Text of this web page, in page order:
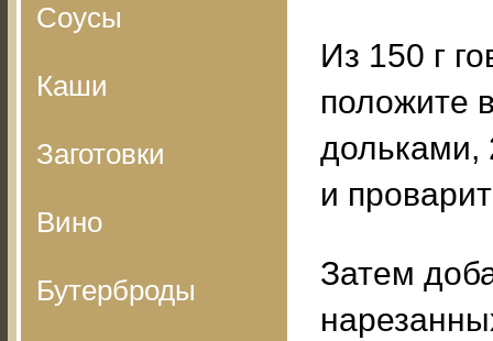
Соусы
Каши
Заготовки
Вино
Бутерброды
Из 150 г
положите
дольками,
и
Затем